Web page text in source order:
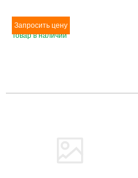
Товар в наличии